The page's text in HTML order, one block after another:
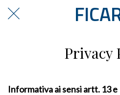
Privacy
Informativa ai sensi artt. 13